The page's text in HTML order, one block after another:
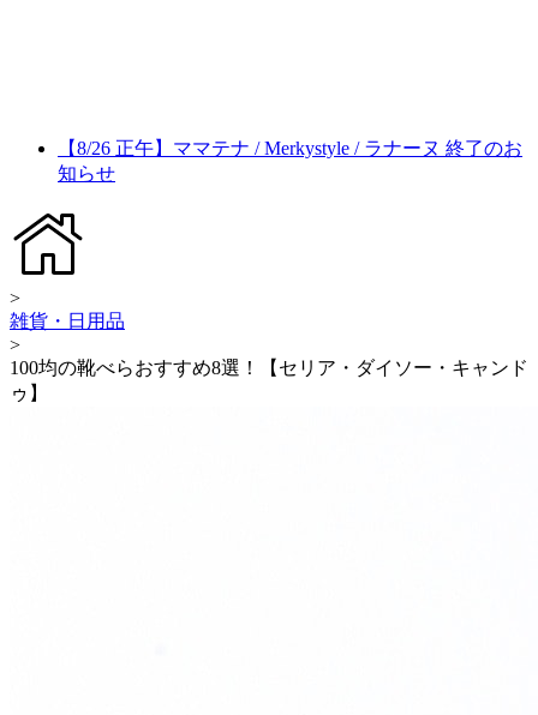
【8/26 正午】ママテナ / Merkystyle / ラナーヌ 終了のお
知らせ
>
雑貨・日用品
>
100均の靴べらおすすめ8選！【セリア・ダイソー・キャンド
ゥ】